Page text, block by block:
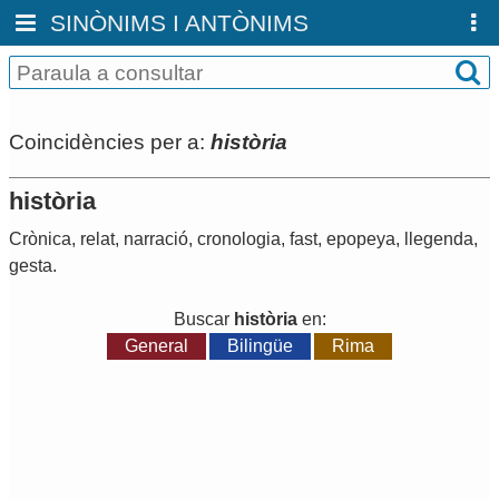
SINÒNIMS I ANTÒNIMS
Coincidències per a: història
història
Crònica, relat, narració, cronologia, fast, epopeya, llegenda,
gesta.
Buscar històriaen:
General
Bilingüe Rima